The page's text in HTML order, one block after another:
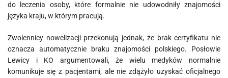
do leczenia osoby, które formalnie nie udowodniły znajomości
języka kraju, w którym pracują.
Zwolennicy nowelizacji przekonują jednak, że brak certyfikatu nie
oznacza automatycznie braku znajomości polskiego. Posłowie
Lewicy i KO argumentowali, że wielu medyków normalnie
komunikuje się z pacjentami, ale nie zdążyło uzyskać oficjalnego